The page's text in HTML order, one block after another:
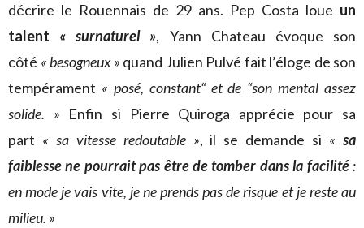
décrire le Rouennais de 29 ans. Pep Costa loue un
talent « surnaturel », Yann Chateau évoque son
côté « besogneux » quand Julien Pulvé fait l’éloge de son
tempérament « posé, constant“ et de “son mental assez
solide. » Enfin si Pierre Quiroga apprécie pour sa
part « sa vitesse redoutable », il se demande si «sa
faiblesse ne pourrait pas être de tomber dans la facilité:
en mode je vais vite, je ne prends pas de risque et je reste au
milieu. »